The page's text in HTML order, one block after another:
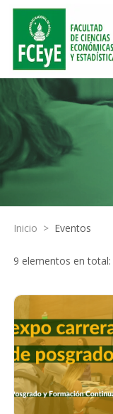
Inicio > Eventos
9 elementos en total: